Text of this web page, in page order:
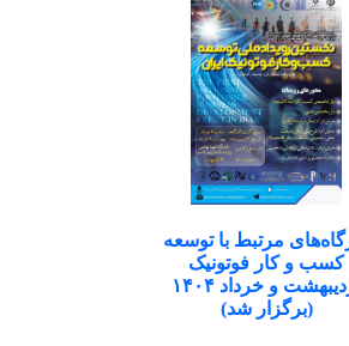
مرتبط با توسعه
کسب و کار فوتونیک
و خرداد ۱۴۰۴
(برگزار شد)